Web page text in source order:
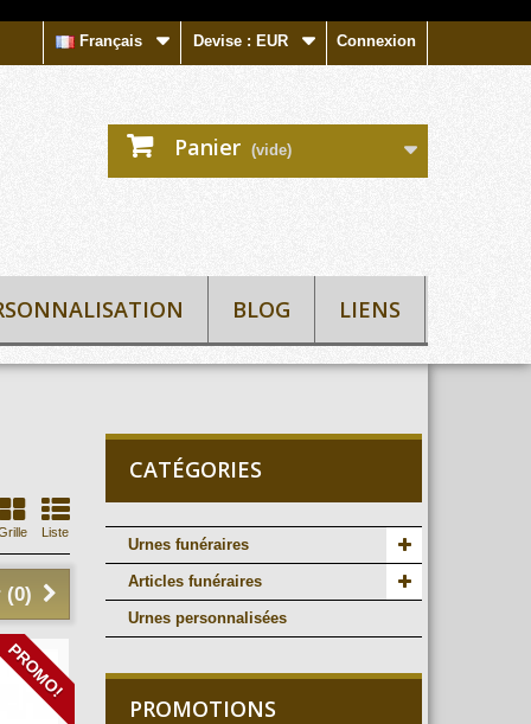
Connexion
Devise : EUR
Français
Panier (vide)
BLOG LIENS
CATÉGORIES
Urnes funéraires
Articles funéraires
Urnes personnalisées
PROMOTIONS
Liste
(0)
PROMO!